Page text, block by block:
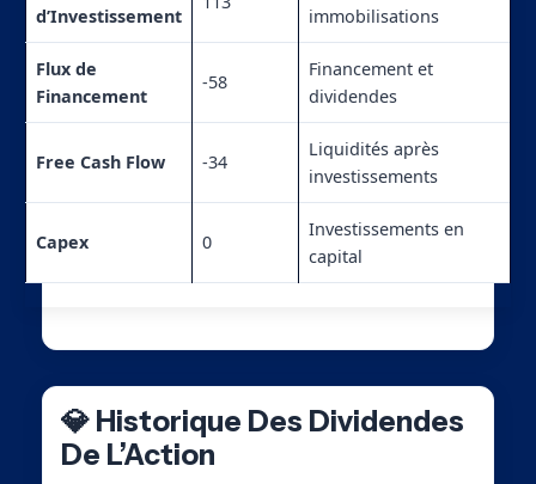
d’Investissement
immobilisations
Flux de
Financement
-58
Financement et
dividendes
Free Cash Flow -34
Liquidités après
investissements
Capex 0
Investissements en
capital
💎 Historique Des Dividendes
De L’Action